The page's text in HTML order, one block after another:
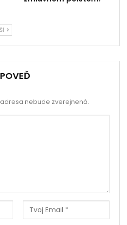
nebude zverejnená.